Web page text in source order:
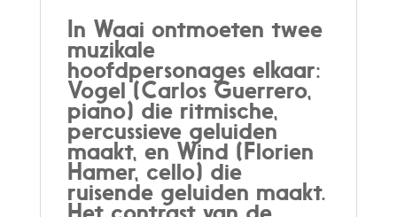
In Waai ontmoeten twee
muzikale
hoofdpersonages elkaar:
Vogel (Carlos Guerrero,
piano) die ritmische,
percussieve geluiden
maakt, en Wind (Florien
Hamer, cello) die
ruisende geluiden maakt.